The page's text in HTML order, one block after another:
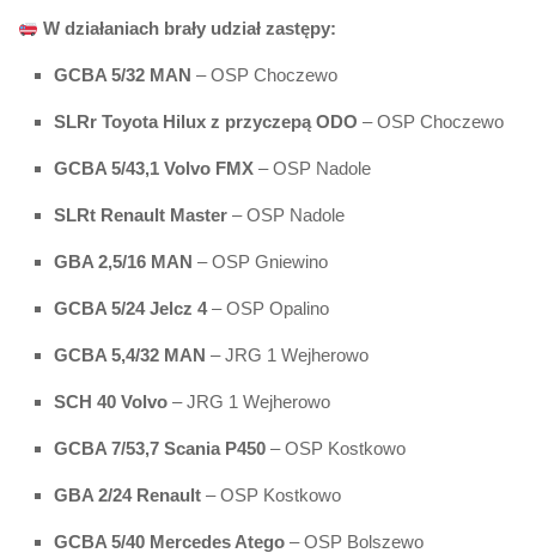
W działaniach brały udział zastępy:
GCBA 5/32 MAN – OSP Choczewo
SLRr Toyota Hilux z przyczepą ODO – OSP Choczewo
GCBA 5/43,1 Volvo FMX – OSP Nadole
SLRt Renault Master – OSP Nadole
GBA 2,5/16 MAN – OSP Gniewino
GCBA 5/24 Jelcz 4– OSP Opalino
GCBA 5,4/32 MAN – JRG 1 Wejherowo
SCH 40 Volvo – JRG 1 Wejherowo
GCBA 7/53,7 Scania P450 – OSP Kostkowo
GBA 2/24 Renault – OSP Kostkowo
GCBA 5/40 Mercedes Atego – OSP Bolszewo